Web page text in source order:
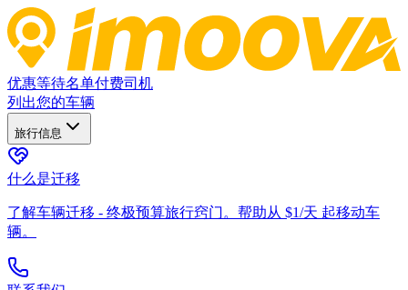
优惠等待名单付费司机
列出您的车辆
旅行信息
什么是迁移
了解车辆迁移 - 终极预算旅行窍门。帮助从 $1/天 起移动车
辆。